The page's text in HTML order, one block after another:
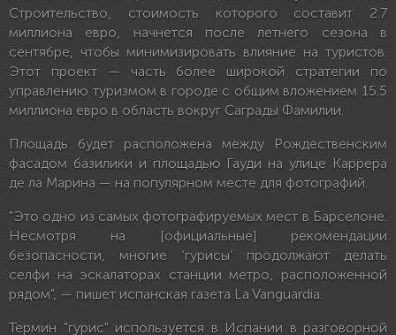
Строительство, стоимость которого составит 2.7
миллиона евро, начнется после летнего сезона в
сентябре, чтобы минимизировать влияние на туристов.
Этот проект — часть более широкой стратегии по
управлению туризмом в городе с общим вложением 15.5
миллиона евро в область вокруг Саграды Фамилии.
Площадь будет расположена между Рождественским
фасадом базилики и площадью Гауди на улице Каррера
де ла Марина — на популярном месте для фотографий.
"Это одно из самых фотографируемых мест в Барселоне.
Несмотря на [официальные] рекомендации
безопасности, многие ‘гурисы’ продолжают делать
селфи на эскалаторах станции метро, расположенной
рядом", — пишет испанская газета La Vanguardia.
Термин "гурис" используется в Испании в разговорной